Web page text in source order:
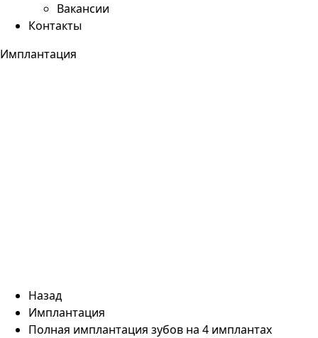
Вакансии
Контакты
Имплантация
Назад
Имплантация
Полная имплантация зубов на 4 имплантах